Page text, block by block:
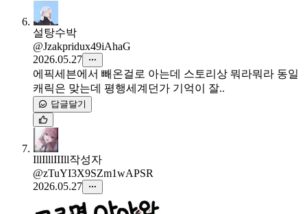
설탕수박
@Jzakpridux49iAhaG
2026.05.27
에픽세븐에서 빼온걸로 아는데 스토리상 뭐라뭐라 동일
캐릭은 맞는데 평행세계던가 기억이 잘..
답글달기
IllIlllIIIll작성자
@zTuYI3X9SZm1wAPSR
2026.05.27